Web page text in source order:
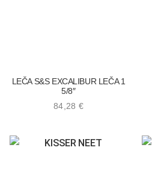
84,28 €
LEČA S&S EXCALIBUR LEČA 1
5/8″